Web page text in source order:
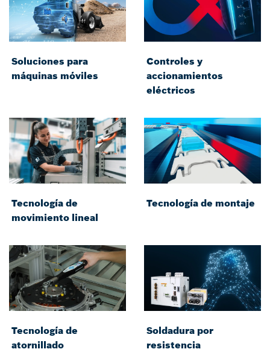
Soluciones para
máquinas móviles
Controles y
accionamientos
eléctricos
Tecnología de
movimiento lineal
Tecnología de montaje
Tecnología de
atornillado
Soldadura por
resistencia